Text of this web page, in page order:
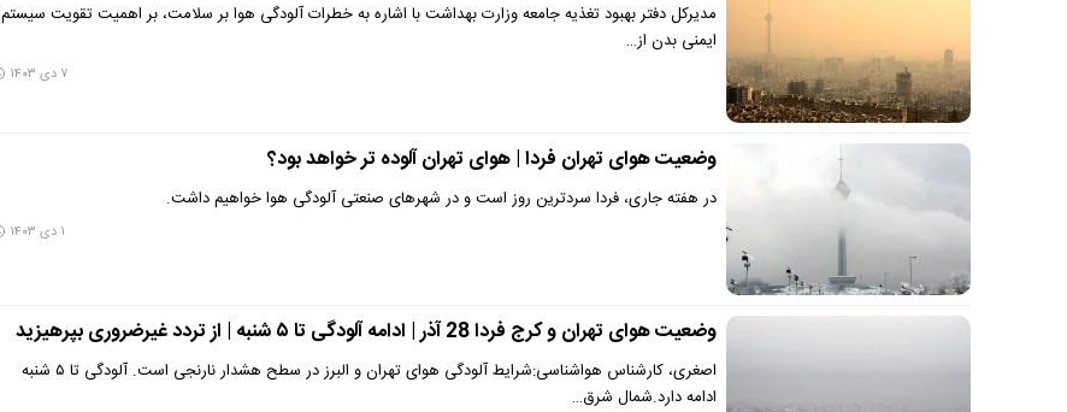
مدیرکل دفتر بهبود تغذیه جامعه وزارت بهداشت با اشاره به خطرات آلودگی هوا بر سلامت، بر اهمیت تقویت سیستم
ایمنی بدن از…
۷ دی ۱۴۰۳
وضعیت هوای تهران فردا | هوای تهران آلوده تر خواهد بود؟
در هفته جاری، فردا سردترین روز است و در شهرهای صنعتی آلودگی هوا خواهیم داشت.
۱ دی ۱۴۰۳
وضعیت هوای تهران و کرج فردا 28 آذر | ادامه آلودگی تا ۵ شنبه | از تردد غیرضروری بپرهیزید
اصغری، کارشناس هواشناسی:شرایط آلودگی هوای تهران و البرز در سطح هشدار نارنجی است. آلودگی تا ۵ شنبه
ادامه دارد.شمال شرق…